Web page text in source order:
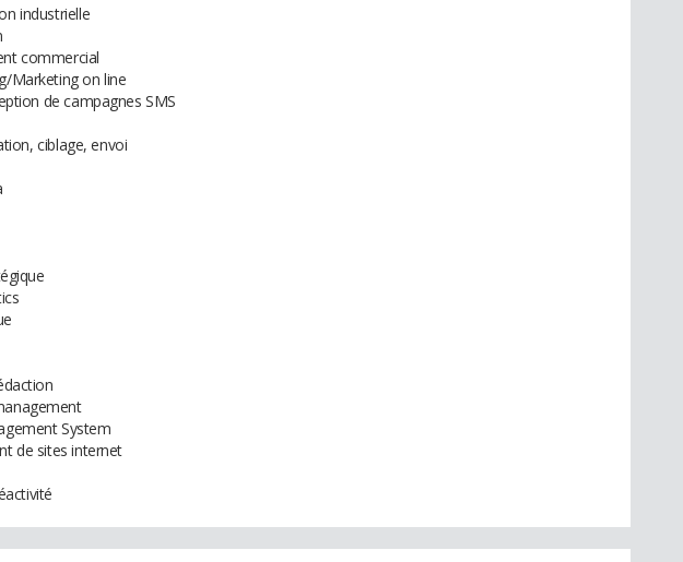
industrielle
commercial
Marketing on line
de campagnes SMS
ciblage, envoi
System
de sites internet